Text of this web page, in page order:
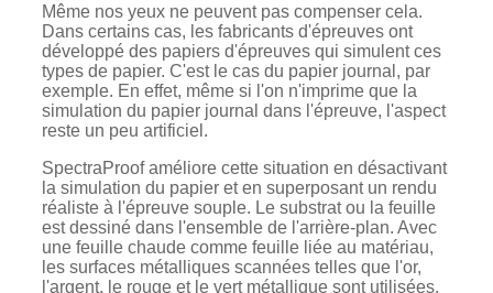
Même nos yeux ne peuvent pas compenser cela.
Dans certains cas, les fabricants d'épreuves ont
développé des papiers d'épreuves qui simulent ces
types de papier. C'est le cas du papier journal, par
exemple. En effet, même si l'on n'imprime que la
simulation du papier journal dans l'épreuve, l'aspect
reste un peu artificiel.
SpectraProof améliore cette situation en désactivant
la simulation du papier et en superposant un rendu
réaliste à l'épreuve souple. Le substrat ou la feuille
est dessiné dans l'ensemble de l'arrière-plan. Avec
une feuille chaude comme feuille liée au matériau,
les surfaces métalliques scannées telles que l'or,
l'argent, le rouge et le vert métallique sont utilisées.